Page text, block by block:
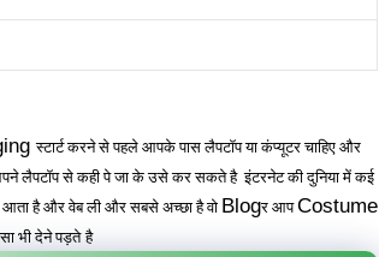
स्टार्ट करने से पहले आपके पास लैपटॉप या कंप्यूटर चाहिए और
लैपटॉप से कही पे जा के उसे कर सकते है इंटरनेट की दुनिया में कई
आता है और वेब ली और सबसे अच्छा है वो Blogर आपCostume
भी देने पड़ते है